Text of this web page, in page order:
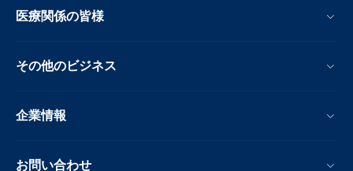
医療関係の皆様
その他のビジネス
企業情報
お問い合わせ